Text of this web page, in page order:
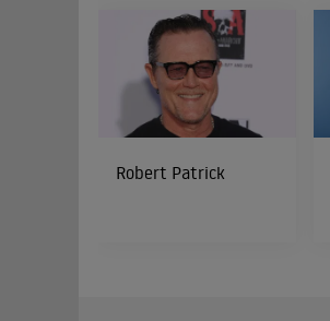
Robert Patrick